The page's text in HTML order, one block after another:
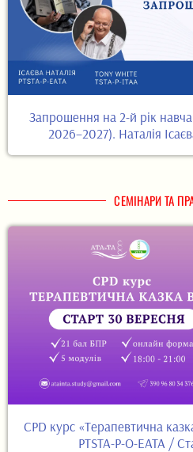
Запрошення на 2-й рік
2026–2027). Наталія
СЕМІНАРИ ТА
CPD курс «Терапевтична
PTSTA-P-O-EATA /